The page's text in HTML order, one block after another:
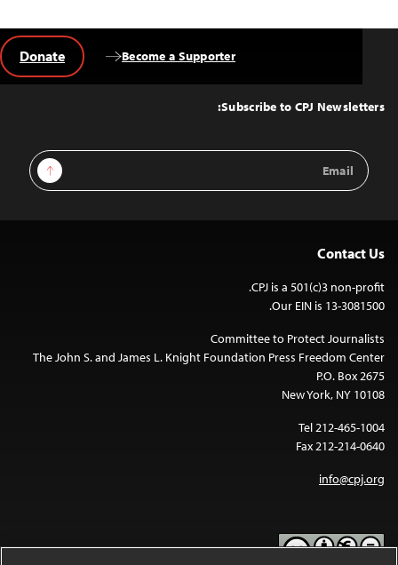
Top
Subscribe to CPJ Newsletters:
Email
Address
Sign Up
Become a Supporter
Donate
Contact Us
CPJ is a 501(c)3 non-profit.
Our EIN is 13-3081500.
Committee to Protect Journalists
The John S. and James L. Knight Foundation Press Freedom Center
P.O. Box 2675
New York, NY 10108
Tel 212-465-1004
Fax 212-214-0640
info@cpj.org